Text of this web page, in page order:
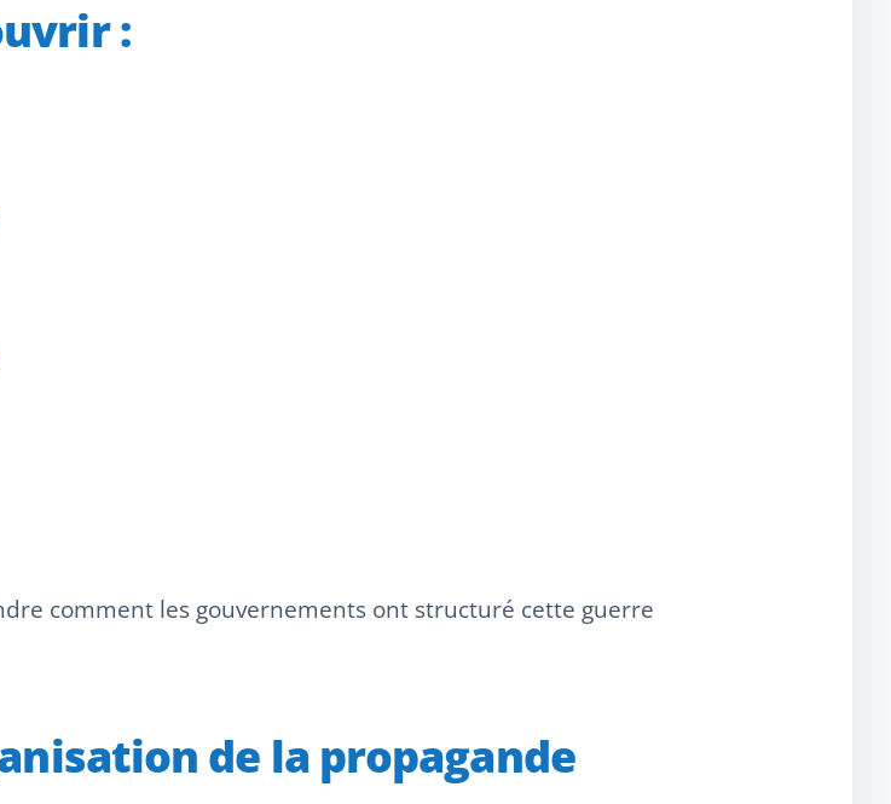
:
comment les gouvernements ont structuré cette guerre
de la propagande